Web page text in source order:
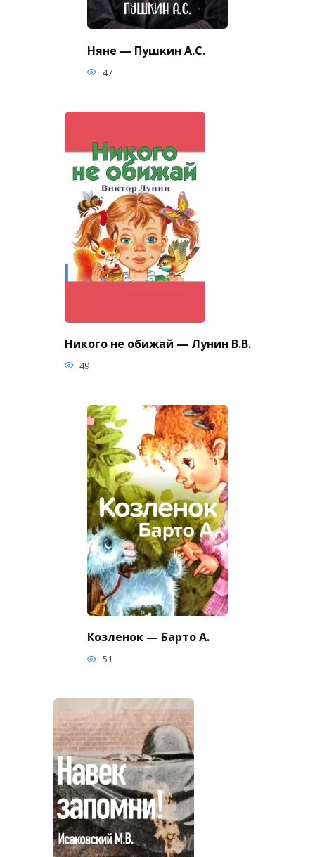
Няне — Пушкин А.С.
47
Никого не обижай — Лунин В.В.
49
Козленок — Барто А.
51